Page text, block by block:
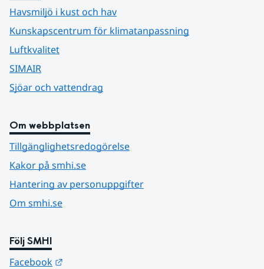
Havsmiljö i kust och hav
Kunskapscentrum för klimatanpassning
Luftkvalitet
SIMAIR
Sjöar och vattendrag
Om webbplatsen
Tillgänglighetsredogörelse
Kakor på smhi.se
Hantering av personuppgifter
Om smhi.se
Följ SMHI
Facebook